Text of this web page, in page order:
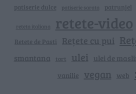
patiserie dulce patiserie sarata patrunjel
reteta italiana retete-video
Retete de Pasti Rețete cu pui
smantana tort ulei ulei de
vanilie vegan web